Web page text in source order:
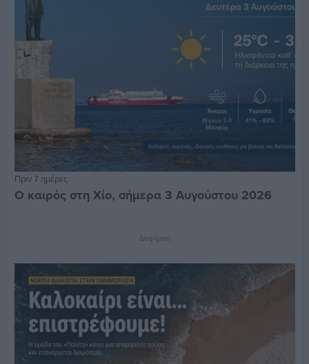
Πριν 7 ημέρες
Ο καιρός στη Χίο, σήμερα 3 Αυγούστου 2026
Διαφήμιση